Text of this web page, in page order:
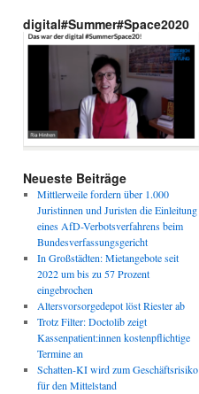
digital#Summer#Space2020
Neueste Beiträge
Mittlerweile fordern über 1.000
Juristinnen und Juristen die Einleitung
eines AfD-Verbotsverfahrens beim
Bundesverfassungsgericht
In Großstädten: Mietangebote seit
2022 um bis zu 57 Prozent
eingebrochen
Altersvorsorgedepot löst Riester ab
Trotz Filter: Doctolib zeigt
Kassenpatient:innen kostenpflichtige
Termine an
Schatten-KI wird zum Geschäftsrisiko
für den Mittelstand